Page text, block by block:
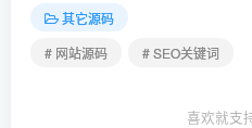
其它源码
# 网站源码
# SEO关键词
喜欢就支